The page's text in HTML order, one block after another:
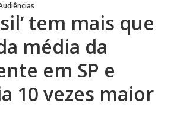
tem mais que
média da
em SP e
10 vezes maior